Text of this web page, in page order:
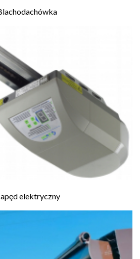
elektryczny